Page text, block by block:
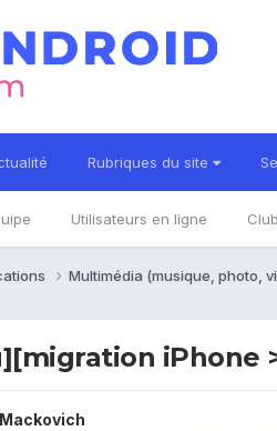
Rubriques du site
Utilisateurs en ligne
Multimédia (musique, photo,
iPhone
Mackovich